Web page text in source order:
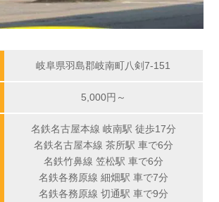
岐阜県羽島郡岐南町八剣7-151
5,000円～
名鉄名古屋本線 岐南駅 徒歩17分
名鉄名古屋本線 茶所駅 車で6分
名鉄竹鼻線 笠松駅 車で6分
名鉄各務原線 細畑駅 車で7分
名鉄各務原線 切通駅 車で9分